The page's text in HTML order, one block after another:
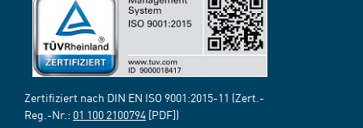
Zertifiziert nach DIN EN ISO 9001:2015-11 (Zert.-
Reg.-Nr.: 01 100 2100794 [PDF])